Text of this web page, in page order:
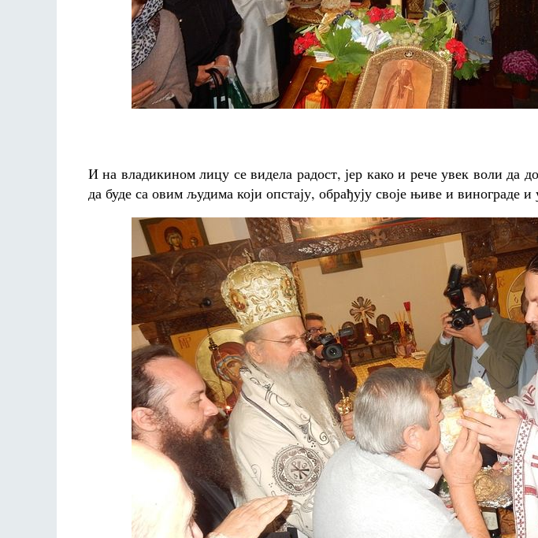
И на владикином лицу се видела радост, јер како и рече увек воли да
да буде са овим људима који опстају, обрађују своје њиве и винограде и